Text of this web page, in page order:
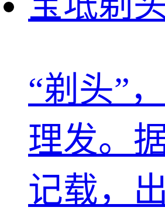
“剃头”
理发。
记载，